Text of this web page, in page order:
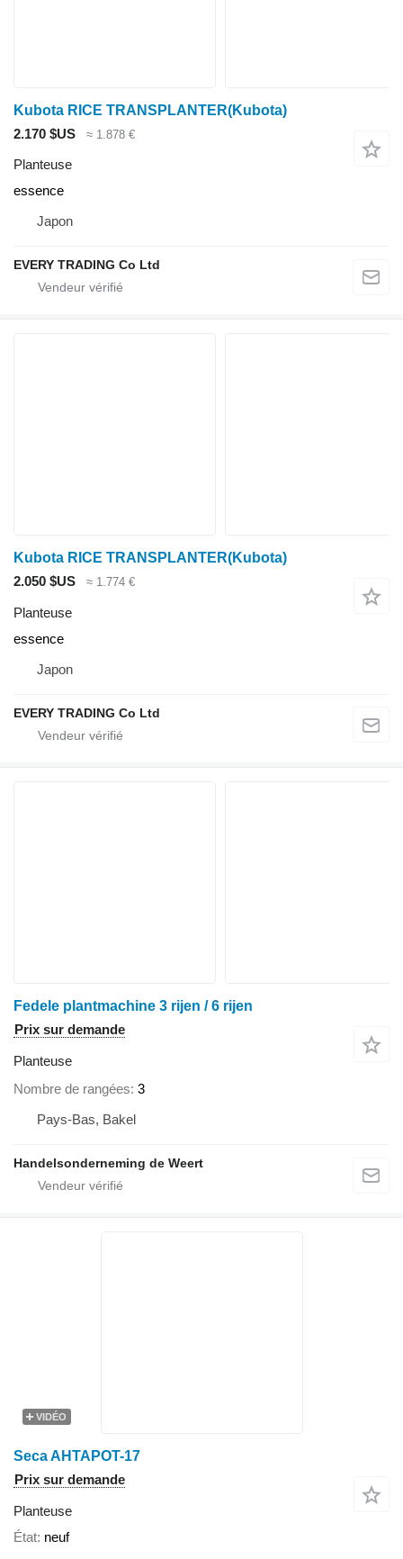
Kubota RICE TRANSPLANTER(Kubota)
2.170 $US
≈ 1.878 €
Planteuse
essence
Japon
EVERY TRADING Co Ltd
Kubota RICE TRANSPLANTER(Kubota)
2.050 $US
≈ 1.774 €
Planteuse
essence
Japon
EVERY TRADING Co Ltd
Fedele plantmachine 3 rijen / 6 rijen
Prix sur demande
Planteuse
Nombre de rangées 3
Pays-Bas, Bakel
Handelsonderneming de Weert
VIDÉO
Seca AHTAPOT-17
Prix sur demande
Planteuse
État neuf